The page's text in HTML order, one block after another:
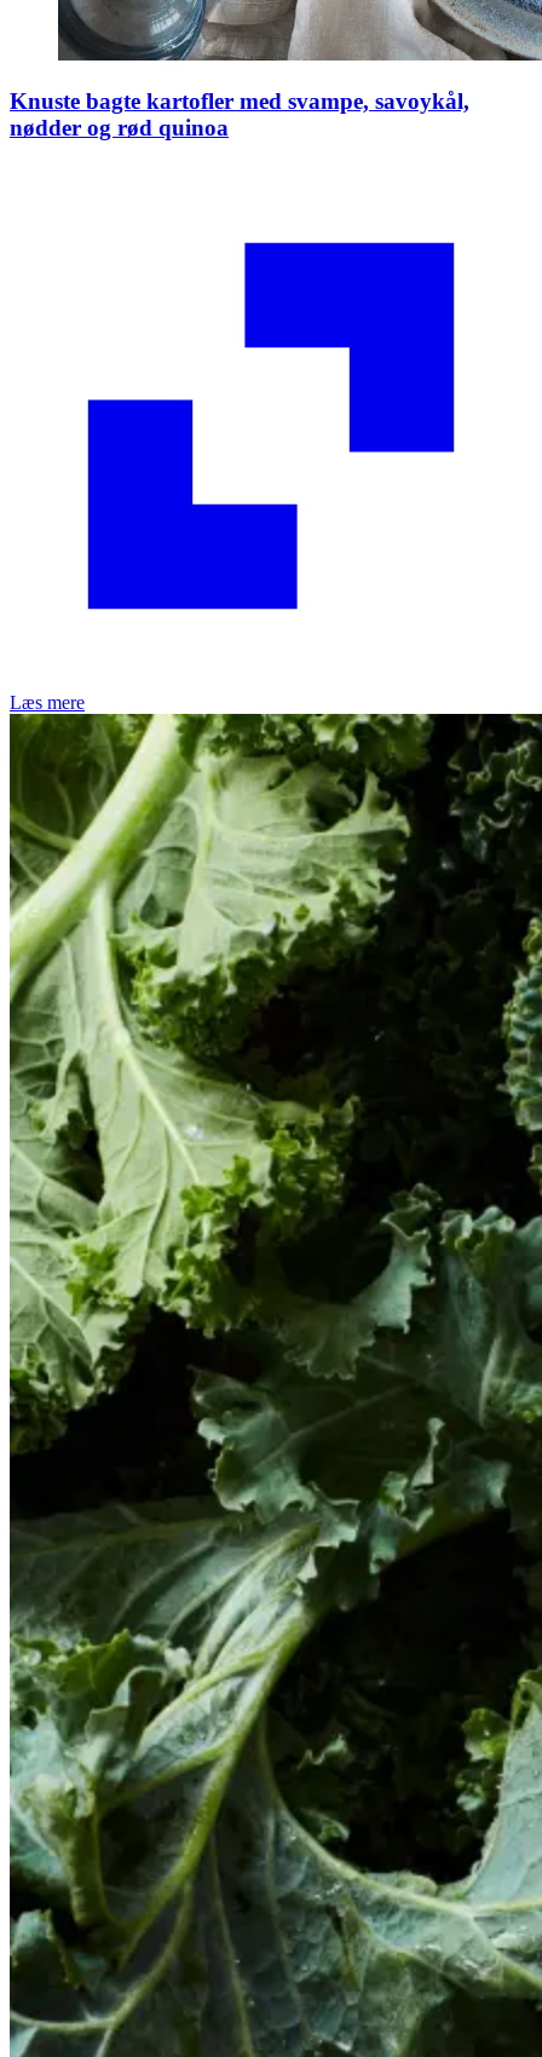
Knuste bagte kartofler med svampe, savoykål,
nødder og rød quinoa
Læs mere